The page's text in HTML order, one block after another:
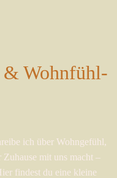
& Wohnfühl-
ich über Wohngefühl,
Zuhause mit uns macht –
findest du eine kleine